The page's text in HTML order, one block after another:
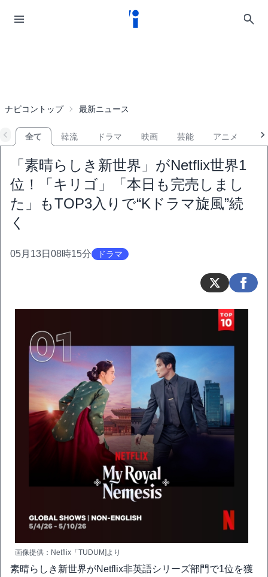
ナビコントップ 最新ニュース
全て 韓流 ドラマ 映画 芸能 アニメ
「素晴らしき新世界」がNetflix世界1
位！「キリゴ」「本日も完売しまし
た」もTOP3入りで“Kドラマ旋風”続
く
05月13日08時15分 ドラマ
画像提供：Netflix「TUDUM]より
素晴らしき新世界がNetflix非英語シリーズ部門で1位を獲